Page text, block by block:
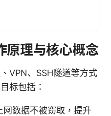
原理与核心概念
VPN、SSH隧道等方式
标包括：
数据不被窃取，提升